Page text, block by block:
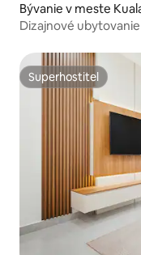
Bývanie v meste
Dizajnové ubytovanie
Superhostiteľ
Superhostiteľ